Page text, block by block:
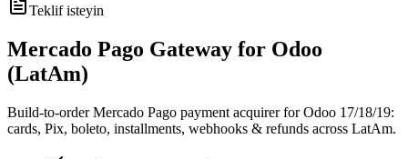
Teklif isteyin
Mercado Pago Gateway for Odoo
(LatAm)
Build-to-order Mercado Pago payment acquirer for Odoo 17/18/19:
cards, Pix, boleto, installments, webhooks & refunds across LatAm.